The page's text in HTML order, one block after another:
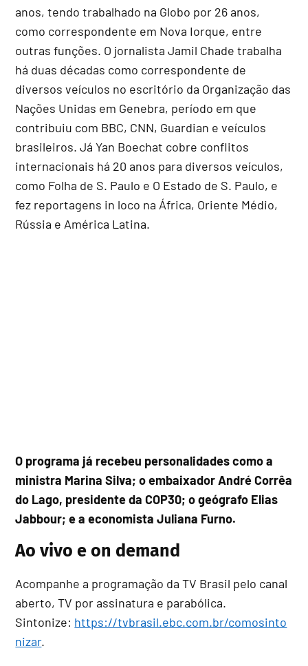
anos, tendo trabalhado na Globo por 26 anos,
como correspondente em Nova Iorque, entre
outras funções. O jornalista Jamil Chade trabalha
há duas décadas como correspondente de
diversos veículos no escritório da Organização das
Nações Unidas em Genebra, período em que
contribuiu com BBC, CNN, Guardian e veículos
brasileiros. Já Yan Boechat cobre conflitos
internacionais há 20 anos para diversos veículos,
como Folha de S. Paulo e O Estado de S. Paulo, e
fez reportagens in loco na África, Oriente Médio,
Rússia e América Latina.
O programa já recebeu personalidades como a
ministra Marina Silva; o embaixador André Corrêa
do Lago, presidente da COP30; o geógrafo Elias
Jabbour; e a economista Juliana Furno.
Ao vivo e on demand
Acompanhe a programação da TV Brasil pelo canal
aberto, TV por assinatura e parabólica.
Sintonize: https://tvbrasil.ebc.com.br/comosinto
nizar.